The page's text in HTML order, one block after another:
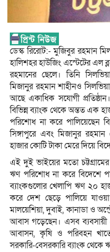
ডেস্ক রিরোট:- মুজিবুর রহমান
হালিশহর হাউজিং এস্টেটের এল
রহমানের ছেলে। তিনি
মিজানুর রহমান শাহীনও
আছে একাধিক সযোগী
বিভিন্ন ব্যাংক থেকে অন্তত এক
পরিশোধ না করে পালিয়েছেন
সিঙ্গাপুরে এবং মিজানুর রহমান
হাজার কোটি টাকা মেরে দিয়ে
এই দুই ভাইয়ের মতো
ঋণ পরিশোধ না করে বিদেশে
ব্যাংকগুলোর খেলাপি ঋণ ২০
করে দেশ ছেড়ে পালিয়ে
মালয়েশিয়া, দুবাই, কানাডা ও
আবাস গড়েছেন। এসব ব্যবসায়ী
আবাসন, কৃষি ও পরিবহন
সরকারি-বেসরকারি ব্যাংক থেকে